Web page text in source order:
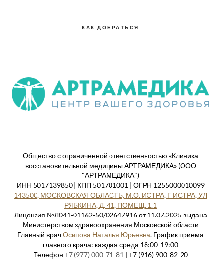
КАК ДОБРАТЬСЯ
Общество с ограниченной ответственностью «Клиника
восстановительной медицины АРТРАМЕДИКА» (ООО
"АРТРАМЕДИКА")
ИНН 5017139850 | КПП 501701001 | ОГРН 1255000010099
143500, МОСКОВСКАЯ ОБЛАСТЬ, М.О. ИСТРА, Г ИСТРА, УЛ
РЯБКИНА, Д. 41, ПОМЕЩ. 1.1
Лицензия №Л041-01162-50/02647916 от 11.07.2025 выдана
Министерством здравоохранения Московской области
Главный врачОсипова Наталья Юрьевна. График приема
главного врача: каждая среда 18:00-19:00
Телефон +7 (977) 000-71-81 | +7 (916) 900-82-20